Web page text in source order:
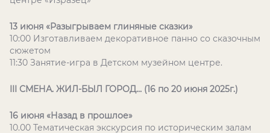
13 июня «Разыгрываем глиняные сказки»
10:00 Изготавливаем декоративное панно со сказочным
сюжетом
11:30 Занятие-игра в Детском музейном центре.
III СМЕНА. ЖИЛ-БЫЛ ГОРОД… (16 по 20 июня 2025г.)
16 июня «Назад в прошлое»
10.00 Тематическая экскурсия по историческим залам